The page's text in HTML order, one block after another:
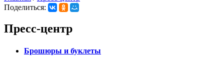
Вы здесь
Поделиться:
Пресс-центр
Брошюры и буклеты